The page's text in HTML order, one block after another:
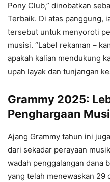
Pony Club,” dinobatkan
Terbaik. Di atas panggung,
tersebut untuk menyoroti
musisi. “Label rekaman –
apakah kalian mendukung
upah layak dan tunjangan
Grammy 2025:
Penghargaan
Ajang Grammy tahun ini
dari sekadar perayaan
wadah penggalangan dana
yang telah menewaskan 29